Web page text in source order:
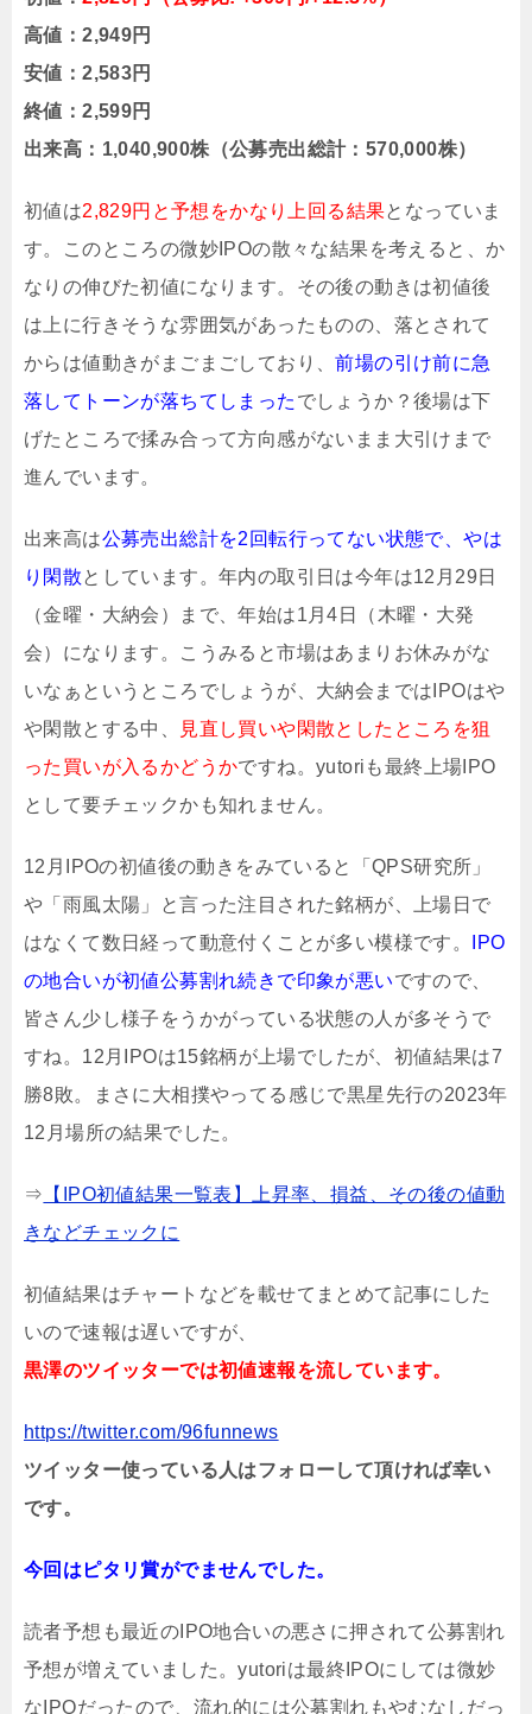
高値：2,949円
安値：2,583円
終値：2,599円
出来高：1,040,900株（公募売出総計：570,000株）
初値は2,829円と予想をかなり上回る結果となっていま
す。このところの微妙IPOの散々な結果を考えると、か
なりの伸びた初値になります。その後の動きは初値後
は上に行きそうな雰囲気があったものの、落とされて
からは値動きがまごまごしており、前場の引け前に急
落してトーンが落ちてしまった でしょうか？後場は下
げたところで揉み合って方向感がないまま大引けまで
進んでいます。
出来高は公募売出総計を2回転行ってない状態で、やは
り閑散としています。年内の取引日は今年は12月29日
（金曜・大納会）まで、年始は1月4日（木曜・大発
会）になります。こうみると市場はあまりお休みがな
いなぁというところでしょうが、大納会まではIPOはや
や閑散とする中、
見直し買いや閑散としたところを狙
った買いが入るかどうかですね。yutoriも最終上場IPO
として要チェックかも知れません。
12月IPOの初値後の動きをみていると「QPS研究所」
や「雨風太陽」と言った注目された銘柄が、上場日で
はなくて数日経って動意付くことが多い模様です。
IPO
の地合いが初値公募割れ続きで印象が悪いですので、
皆さん少し様子をうかがっている状態の人が多そうで
すね。12月IPOは15銘柄が上場でしたが、初値結果は7
勝8敗。まさに大相撲やってる感じで黒星先行の2023年
12月場所の結果でした。
⇒ 【IPO初値結果一覧表】上昇率、損益、その後の値動
きなどチェックに
初値結果はチャートなどを載せてまとめて記事にした
いので速報は遅いですが、
黒澤のツイッターでは初値速報を流しています。
https://twitter.com/96funnews
ツイッター使っている人はフォローして頂ければ幸い
です。
今回はピタリ賞がでませんでした。
読者予想も最近のIPO地合いの悪さに押されて公募割れ
予想が増えていました。yutoriは最終IPOにしては微妙
なIPOだったので、流れ的には公募割れもやむなしだっ